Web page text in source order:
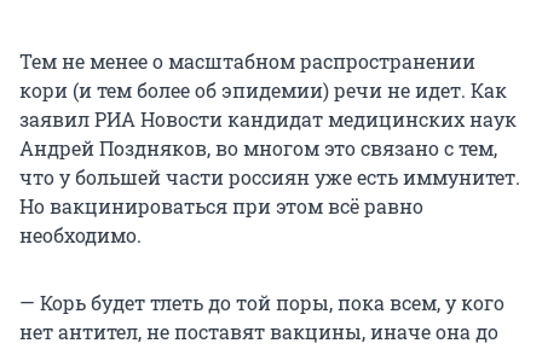
Тем не менее о масштабном распространении
кори (и тем более об эпидемии) речи не идет. Как
заявил РИА Новости кандидат медицинских наук
Андрей Поздняков, во многом это связано с тем,
что у большей части россиян уже есть иммунитет.
Но вакцинироваться при этом всё равно
необходимо.
— Корь будет тлеть до той поры, пока всем, у кого
нет антител, не поставят вакцины, иначе она до